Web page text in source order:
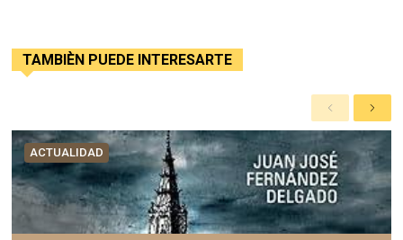
TAMBIÈN PUEDE INTERESARTE
A
n
t
e
r
i
o
r
S
i
g
u
e
n
t
ACTUALIDAD